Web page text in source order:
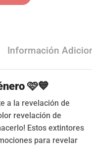
Información
🩷💙
a la revelación de
revelación de
Estos extintores
para revelar